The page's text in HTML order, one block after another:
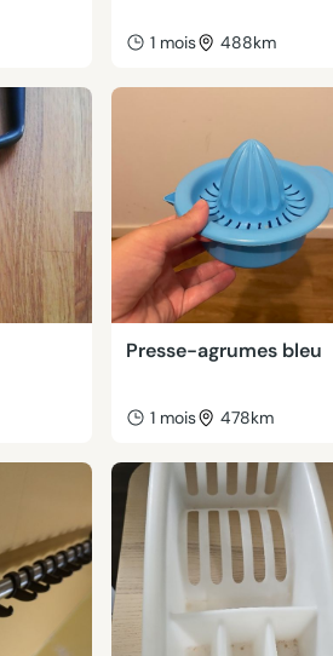
1 mois 488km
Presse-agrumes bleu
1 mois 478km